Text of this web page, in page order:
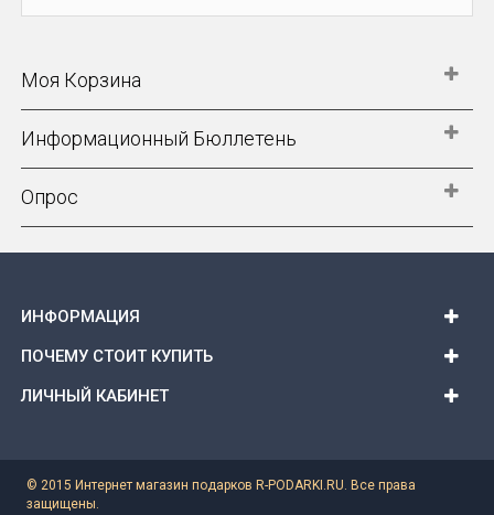
Моя Корзина
Информационный Бюллетень
Опрос
ИНФОРМАЦИЯ
ПОЧЕМУ СТОИТ КУПИТЬ
ЛИЧНЫЙ КАБИНЕТ
© 2015 Интернет магазин подарков R-PODARKI.RU. Все права
защищены.